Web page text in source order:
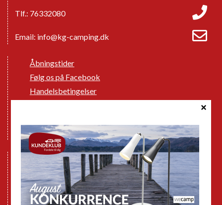
Tlf.: 76332080
Email: info@kg-camping.dk
Åbningstider
Følg os på Facebook
Handelsbetingelser
GPDR - Optagelse af foto og video
Nye Campingvogne
Nye Autocampere og Vans
Brugte Campingvogne
Brugte Autocampere og Vans